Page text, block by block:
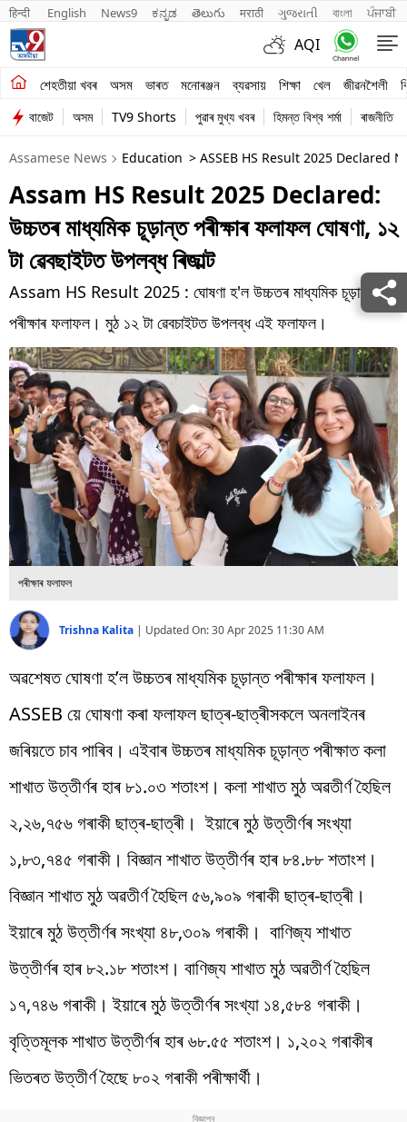
हिन्दी English News9 ಕನ್ನಡ తెలుగు मराठी ગુજરાતી বাংলা ਪੰਜਾਬੀ
AQI
শেহতীয়া খবৰ অসম ভাৰত মনোৰঞ্জন ব্যৱসায় শিক্ষা খেল জীৱনশৈলী
শেহতীয়া খবৰ
অসম
ভাৰত
মনোৰঞ্জন
ব্যৱসায়
শিক্ষা
খেল
জীৱনশৈলী
বিশ্ব
প্ৰযুক্তি
Videos
বাজেট অসম TV9 Shorts পুৱাৰ মুখ্য খবৰ হিমন্ত বিশ্ব শৰ্মা ৰাজনীতি
Assamese News Education > ASSEB HS Result 2025 Declared
Assam HS Result 2025 Declared:
উচ্চতৰ মাধ্যমিক চূড়ান্ত পৰীক্ষাৰ ফলাফল ঘোষণা, ১২
টা ৱেবছাইটত উপলব্ধ ৰিজাল্ট
Assam HS Result 2025 : ঘোষণা হ'ল উচ্চতৰ মাধ্যমিক চূড়ান্ত
পৰীক্ষাৰ ফলাফল। মুঠ ১২ টা ৱেবচাইটত উপলব্ধ এই ফলাফল।
পৰীক্ষাৰ ফলাফল
Trishna Kalita | Updated On:30 Apr 2025 11:30 AM
অৱশেষত ঘোষণা হ’ল উচ্চতৰ মাধ্যমিক চূড়ান্ত পৰীক্ষাৰ ফলাফল।
ASSEB য়ে ঘোষণা কৰা ফলাফল ছাত্ৰ-ছাত্ৰীসকলে অনলাইনৰ
জৰিয়তে চাব পাৰিব। এইবাৰ উচ্চতৰ মাধ্যমিক চূড়ান্ত পৰীক্ষাত কলা
শাখাত উত্তীৰ্ণৰ হাৰ ৮১.০৩ শতাংশ। কলা শাখাত মুঠ অৱতীৰ্ণ হৈছিল
২,২৬,৭৫৬ গৰাকী ছাত্ৰ-ছাত্ৰী। ইয়াৰে মুঠ উত্তীৰ্ণৰ সংখ্যা
১,৮৩,৭৪৫ গৰাকী। বিজ্ঞান শাখাত উত্তীৰ্ণৰ হাৰ ৮৪.৮৮ শতাংশ।
বিজ্ঞান শাখাত মুঠ অৱতীৰ্ণ হৈছিল ৫৬,৯০৯ গৰাকী ছাত্ৰ-ছাত্ৰী।
ইয়াৰে মুঠ উত্তীৰ্ণৰ সংখ্যা ৪৮,৩০৯ গৰাকী। বাণিজ্য শাখাত
উত্তীৰ্ণৰ হাৰ ৮২.১৮ শতাংশ। বাণিজ্য শাখাত মুঠ অৱতীৰ্ণ হৈছিল
১৭,৭৪৬ গৰাকী। ইয়াৰে মুঠ উত্তীৰ্ণৰ সংখ্যা ১৪,৫৮৪ গৰাকী।
বৃত্তিমূলক শাখাত উত্তীৰ্ণৰ হাৰ ৬৮.৫৫ শতাংশ। ১,২০২ গৰাকীৰ
ভিতৰত উত্তীৰ্ণ হৈছে ৮০২ গৰাকী পৰীক্ষাৰ্থী।